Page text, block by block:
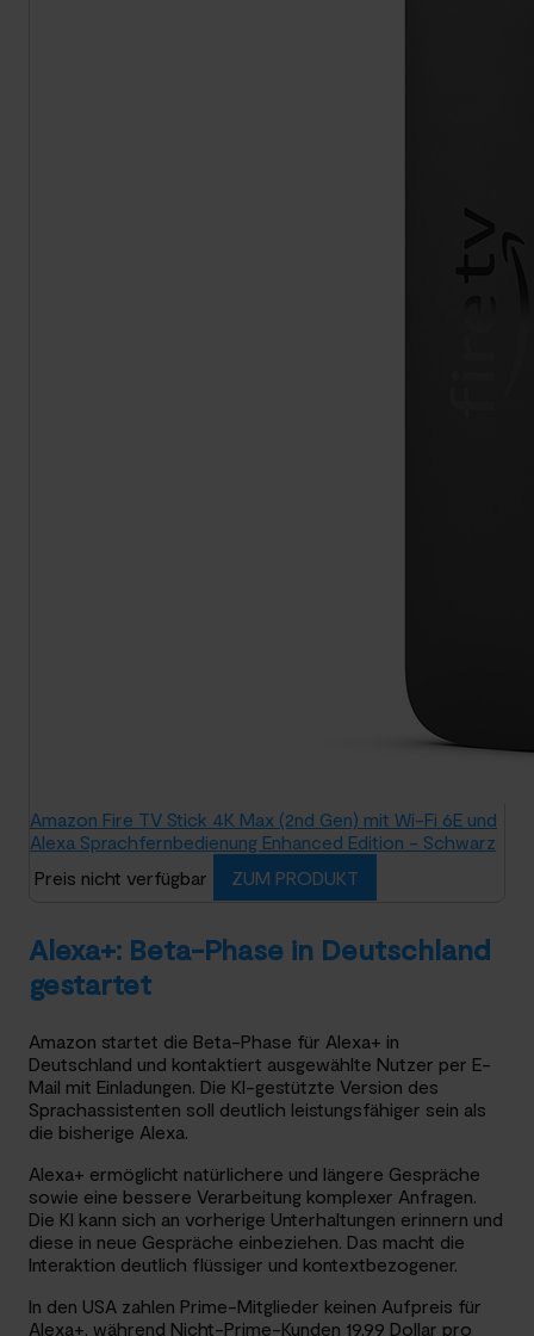
Amazon Fire TV Stick 4K Max (2nd Gen) mit Wi-Fi 6E und
Alexa Sprachfernbedienung Enhanced Edition - Schwarz
Preis nicht verfügbar
ZUM PRODUKT
Alexa+: Beta-Phase in Deutschland
gestartet
Amazon startet die Beta-Phase für Alexa+ in
Deutschland und kontaktiert ausgewählte Nutzer per E-
Mail mit Einladungen. Die KI-gestützte Version des
Sprachassistenten soll deutlich leistungsfähiger sein als
die bisherige Alexa.
Alexa+ ermöglicht natürlichere und längere Gespräche
sowie eine bessere Verarbeitung komplexer Anfragen.
Die KI kann sich an vorherige Unterhaltungen erinnern und
diese in neue Gespräche einbeziehen. Das macht die
Interaktion deutlich flüssiger und kontextbezogener.
In den USA zahlen Prime-Mitglieder keinen Aufpreis für
Alexa+, während Nicht-Prime-Kunden 19,99 Dollar pro